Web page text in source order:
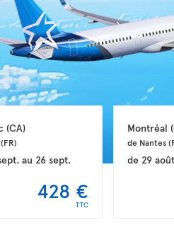
(CA)
(FR)
au 26 sept.
428 €
TTC
Montréal
de Nantes
de 29 août